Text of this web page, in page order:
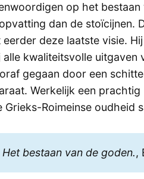
op het
dan de stoïcijnen.
deze laatste visie.
alle kwaliteitsvolle
gegaan door een
Werkelijk een
Grieks-Roimeinse oudheid
Het bestaan van de goden.,